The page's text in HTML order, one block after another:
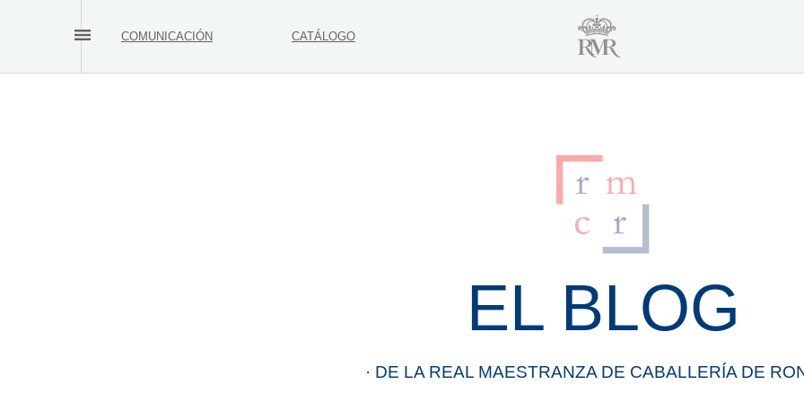
COMUNICACIÓN CATÁLOGO
EL BLOG
· DE LA REAL MAESTRANZADE CABALLERÍADE